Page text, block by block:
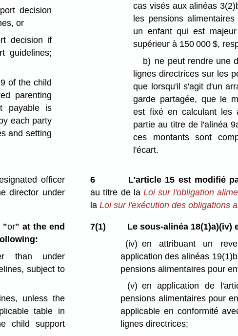
decision
or
decision if
guidelines;
of the child
parenting
payable is
each party
and setting
cas visés aux alinéas
les pensions
un enfant qui est
supérieur à 150 000 $,
b) ne peut rendre une
lignes directrices sur les
que lorsqu'il s'agit d'un
garde partagée, que le
est fixé en calculant les
partie au titre de l'alinéa
ces montants sont
l'écart.
officer
director under
6 L'article 15 est modifié
au titre de la Loi sur l'obligation
laLoi sur l'exécution des obligations
"or" at the end
than under
subject to
unless the
table in
child support
7(1)
Le sous-alinéa 18(1)a)⁠(iv)
(iv) en attribuant un
application des alinéas
pensions alimentaires pour
(v) en application de
pensions alimentaires pour
applicable en conformité
lignes directrices;